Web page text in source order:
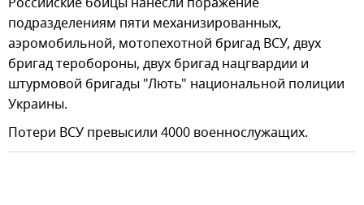
подразделениям пяти механизированных,
аэромобильной, мотопехотной бригад ВСУ, двух
бригад теробороны, двух бригад нацгвардии и
штурмовой бригады "Лють" национальной полиции
Украины.
Потери ВСУ превысили 4000 военнослужащих.